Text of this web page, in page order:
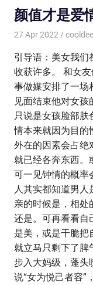
颜值才是爱
27 Apr 2022 cooldee
引导语：美女我们
收获许多。 和女
事做媒安排了一场
见面结束他对女孩
只说是女孩脸部
情本来就因为目的
外在的因素会占绝
就已经各奔东西。
可一见钟情的概率
人其实都知道男
亲的时候是，相处
还是。可再看看自
是美，或是干脆把
就立马只剩下了脾
步入大妈级，蓬头
说“女为悦己者容”